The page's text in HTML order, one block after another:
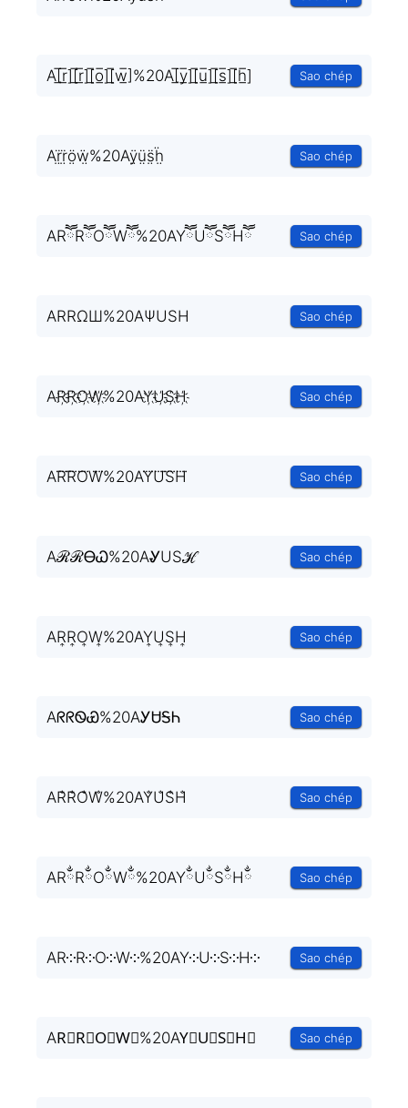
A[̲̅r̲̅][̲̅r̲̅][̲̅o̲̅][̲̅w̲̅]%20A[̲̅y̲̅][̲̅u̲̅][̲̅s̲̅][̲̅h̲̅] Sao chép
Ar̤̈r̤̈ö̤ẅ̤%20Aÿ̤ṳ̈s̤̈ḧ̤ Sao chép
ARཽRཽOཽWཽ%20AYཽUཽSཽHཽ Sao chép
ARRΩШ%20AΨUSH Sao chép
AR҉R҉O҉W҉%20AY҉U҉S҉H҉ Sao chép
AR⃜R⃜O⃜W⃜%20AY⃜U⃜S⃜H⃜ Sao chép
AℛℛᎾᏇ%20AᎽUЅℋ Sao chép
AR͎R͎O͎W͎%20AY͎U͎S͎H͎ Sao chép
AᖇᖇᏫᏯ%20AᎩᏌᎦᏂ Sao chép
AR̐R̐O̐W̐%20AY̐U̐S̐H̐ Sao chép
ARྂRྂOྂWྂ%20AYྂUྂSྂHྂ Sao chép
AR༶R༶O༶W༶%20AY༶U༶S༶H༶ Sao chép
AR⃒R⃒O⃒W⃒%20AY⃒U⃒S⃒H⃒ Sao chép